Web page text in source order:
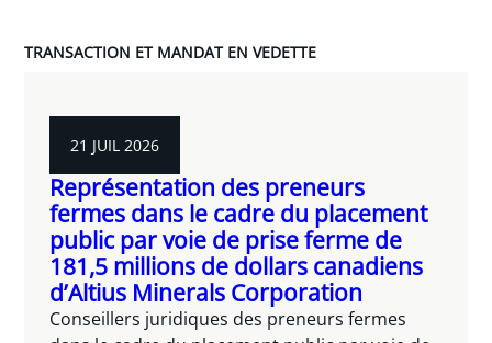
TRANSACTION ET MANDAT EN VEDETTE
21 JUIL 2026
Représentation des preneurs
fermes dans le cadre du placement
public par voie de prise ferme de
181,5 millions de dollars canadiens
d’Altius Minerals Corporation
Conseillers juridiques des preneurs fermes